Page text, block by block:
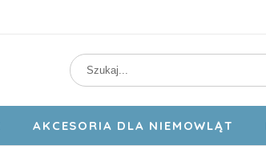
AKCESORIA DLA NIEMOWLĄT